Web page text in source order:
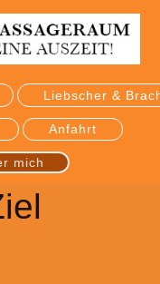
Liebscher &
Anfahrt
mich